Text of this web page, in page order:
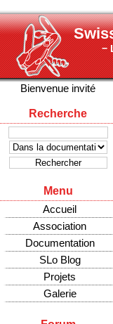
−
Bienvenue invité
Recherche
Menu
Accueil
Association
Documentation
SLo Blog
Projets
Galerie